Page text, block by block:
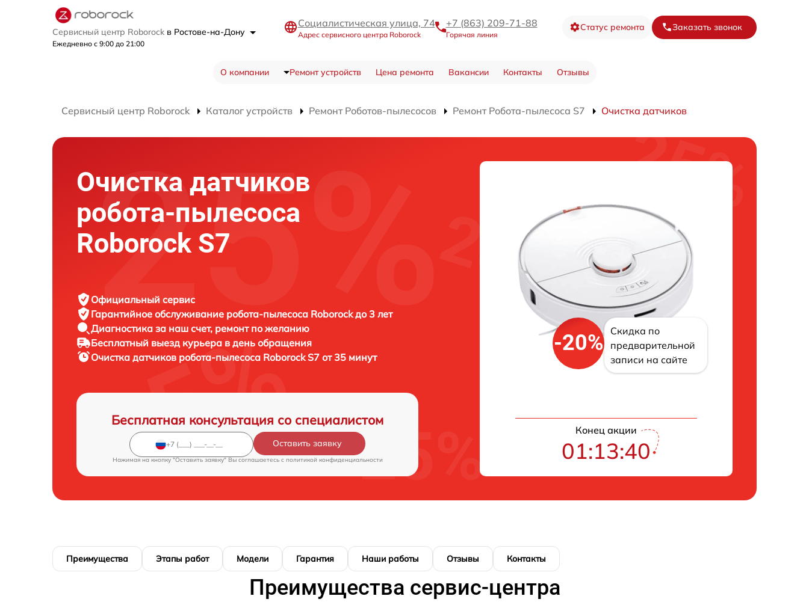
Сервисный центр Roborock в Ростове-на-Дону
Ежедневно с 9:00 до 21:00
Социалистическая улица, 74
Адрес сервисного центра Roborock
+7 (863) 209-71-88
Горячая линия
Статус ремонта Заказать звонок
О компании Ремонт устройств Цена ремонта Вакансии Контакты Отзывы
Сервисный центр Roborock Каталог устройств Ремонт Роботов-пылесосов Ремонт Робота-пылесоса S7 Очистка датчиков
Очистка датчиков
робота-пылесоса
Roborock S7
Официальный сервис
Гарантийное обслуживание робота-пылесоса Roborock до 3 лет
Диагностика за наш счет, ремонт по желанию
Бесплатный выезд курьера в день обращения
Очистка датчиков робота-пылесоса Roborock S7 от 35 минут
Бесплатная консультация со специалистом
Оставить заявку
Нажимая на кнопку "Оставить заявку" Вы соглашаетесь c политикой конфиденциальности
-20%
Скидка по
предварительной
записи на сайте
Конец акции
01:13:40
Преимущества Этапы работ Модели Гарантия Наши работы Отзывы Контакты
Преимущества сервис-центра